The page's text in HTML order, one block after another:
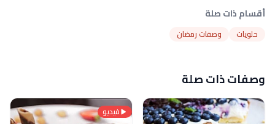
أقسام ذات صلة
حلويات وصفات رمضان
وصفات ذات صلة
فيديو